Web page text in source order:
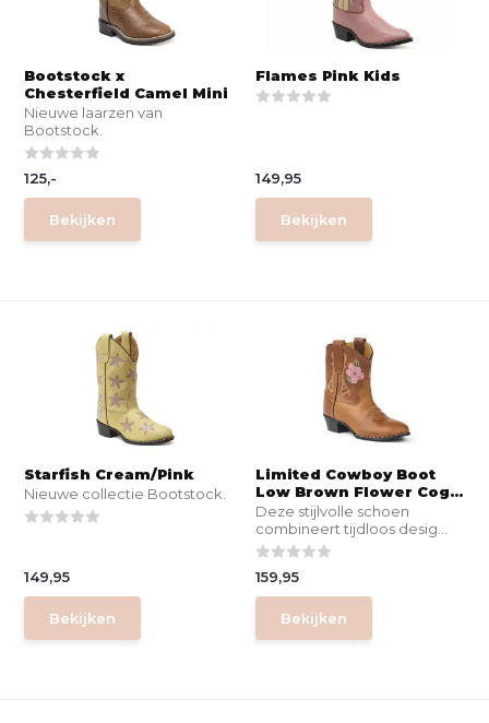
Bootstock x
Chesterfield Camel Mini
Nieuwe laarzen van
Bootstock.
125,-
Bekijken
Flames Pink Kids
149,95
Bekijken
Starfish Cream/Pink
Nieuwe collectie Bootstock.
149,95
Bekijken
Limited Cowboy Boot
Low Brown Flower Cog...
Deze stijlvolle schoen
combineert tijdloos desig...
159,95
Bekijken